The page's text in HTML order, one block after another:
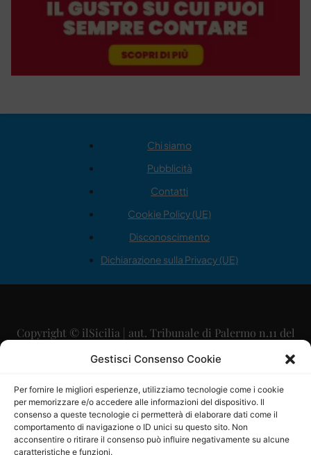
Gestisci Consenso Cookie
Per fornire le migliori esperienze, utilizziamo tecnologie come i cookie
per memorizzare e/o accedere alle informazioni del dispositivo. Il
consenso a queste tecnologie ci permetterà di elaborare dati come il
comportamento di navigazione o ID unici su questo sito. Non
acconsentire o ritirare il consenso può influire negativamente su alcune
caratteristiche e funzioni.
Chi siamo
Pubblicità
Contatti
Cookie Policy (UE)
Disconoscimento
Dichiarazione sulla Privacy (UE)
Copyright © ilSicilia | aut. Tribunale di Palermo n.11 del
29/09/2015
Direttore Editoriale: Maurizio Scaglione
Direttore Responsabile: Maria Calabrese